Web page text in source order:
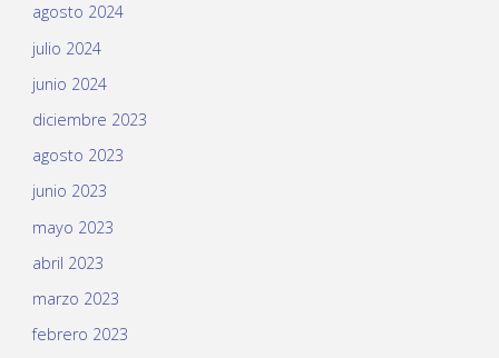
agosto 2024
julio 2024
junio 2024
diciembre 2023
agosto 2023
junio 2023
mayo 2023
abril 2023
marzo 2023
febrero 2023